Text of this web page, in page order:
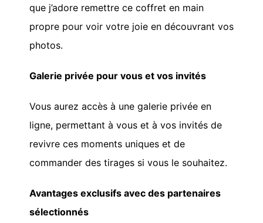
que j’adore remettre ce coffret en main
propre pour voir votre joie en découvrant vos
photos.
Galerie privée pour vous et vos invités
Vous aurez accès à une galerie privée en
ligne, permettant à vous et à vos invités de
revivre ces moments uniques et de
commander des tirages si vous le souhaitez.
Avantages exclusifs avec des partenaires
sélectionnés